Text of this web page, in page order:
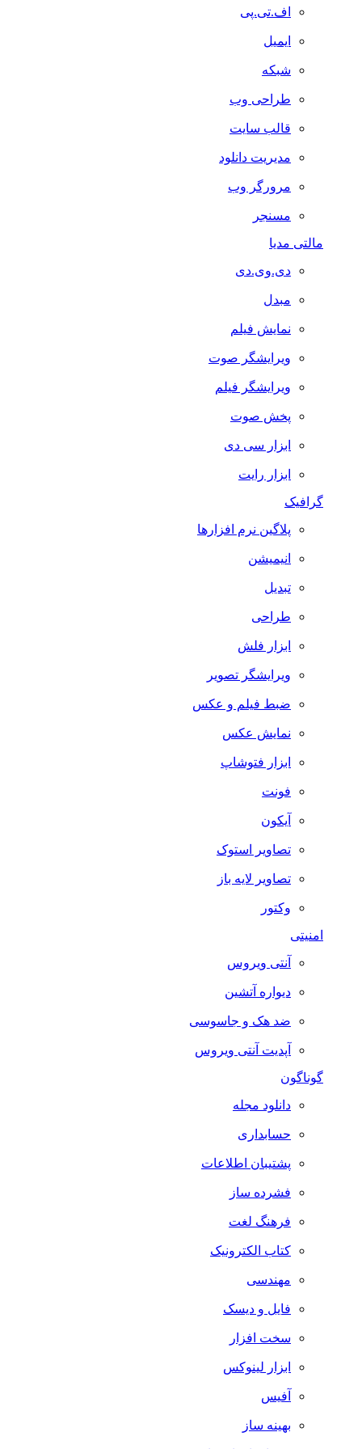
اف.تی.پی
ایمیل
شبکه
طراحی وب
قالب سایت
مدیریت دانلود
مرورگر وب
مسنجر
مالتی مدیا
دی.وی.دی
مبدل
نمایش فیلم
ویرایشگر صوت
ویرایشگر فیلم
پخش صوت
ابزار سی دی
ابزار رایت
گرافیک
پلاگین نرم افزارها
انیمیشن
تبدیل
طراحی
ابزار فلش
ویرایشگر تصویر
ضبط فيلم و عكس
نمایش عکس
ابزار فتوشاپ
فونت
آیکون
تصاویر استوک
تصاویر لایه باز
وکتور
آنتی ویروس
دیواره آتشین
ضد هک و جاسوسی
آپدیت آنتی ویروس
گوناگون
دانلود مجله
حسابداری
پشتیبان اطلاعات
فشرده ساز
فرهنگ لغت
کتاب الکترونیک
مهندسی
فایل و دیسک
سخت افزار
ابزار لینوکس
آفیس
بهینه ساز